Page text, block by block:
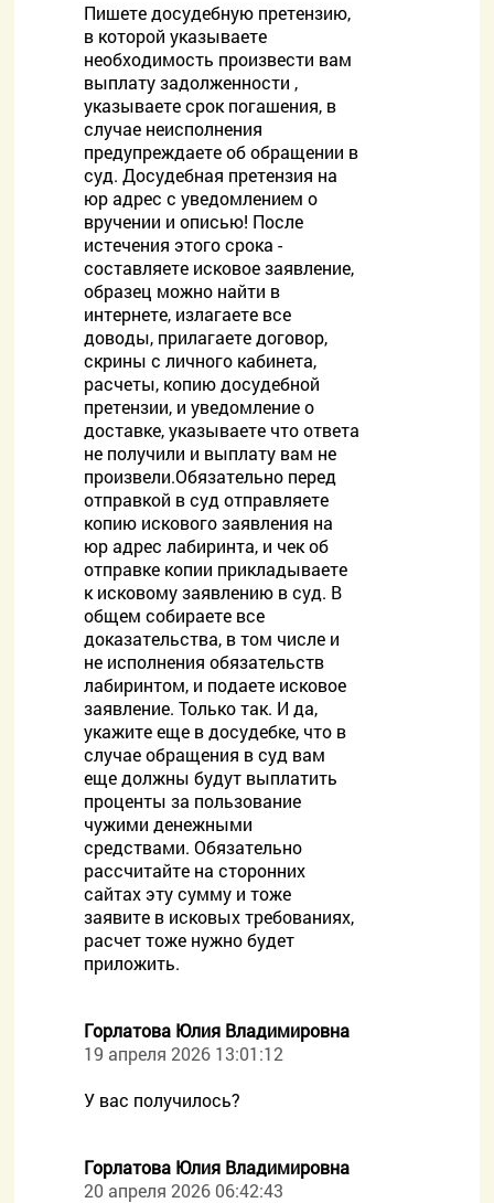
Пишете досудебную претензию,
в которой указываете
необходимость произвести вам
выплату задолженности ,
указываете срок погашения, в
случае неисполнения
предупреждаете об обращении в
суд. Досудебная претензия на
юр адрес с уведомлением о
вручении и описью! После
истечения этого срока -
составляете исковое заявление,
образец можно найти в
интернете, излагаете все
доводы, прилагаете договор,
скрины с личного кабинета,
расчеты, копию досудебной
претензии, и уведомление о
доставке, указываете что ответа
не получили и выплату вам не
произвели.Обязательно перед
отправкой в суд отправляете
копию искового заявления на
юр адрес лабиринта, и чек об
отправке копии прикладываете
к исковому заявлению в суд. В
общем собираете все
доказательства, в том числе и
не исполнения обязательств
лабиринтом, и подаете исковое
заявление. Только так. И да,
укажите еще в досудебке, что в
случае обращения в суд вам
еще должны будут выплатить
проценты за пользование
чужими денежными
средствами. Обязательно
рассчитайте на сторонних
сайтах эту сумму и тоже
заявите в исковых требованиях,
расчет тоже нужно будет
приложить.
Горлатова Юлия Владимировна
19 апреля 2026 13:01:12
У вас получилось?
Горлатова Юлия Владимировна
20 апреля 2026 06:42:43